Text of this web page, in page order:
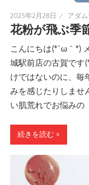
2025年2月28日 アダ
花粉が飛ぶ季
こんにちは(*´ω｀*)
城駅前店の古賀です
けではないのに、毎
みを感じたりしませ
い肌荒れでお悩みの
続きを読む »